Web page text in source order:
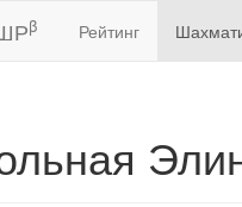
β Рейтинг